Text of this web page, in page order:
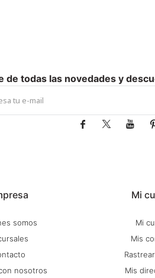
somos
nosotros
Mi
Mi
Mis
Mis
de todas las novedades y
  